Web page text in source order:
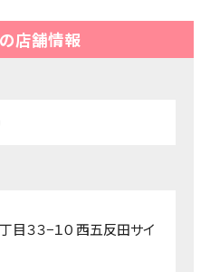
店舗情報
３３−１０ 西五反田サイ